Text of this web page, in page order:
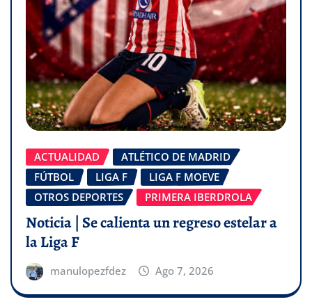
ACTUALIDAD
ATLÉTICO DE MADRID
FÚTBOL
LIGA F
LIGA F MOEVE
OTROS DEPORTES
PRIMERA IBERDROLA
Noticia | Se calienta un regreso estelar a
la Liga F
manulopezfdez Ago 7, 2026